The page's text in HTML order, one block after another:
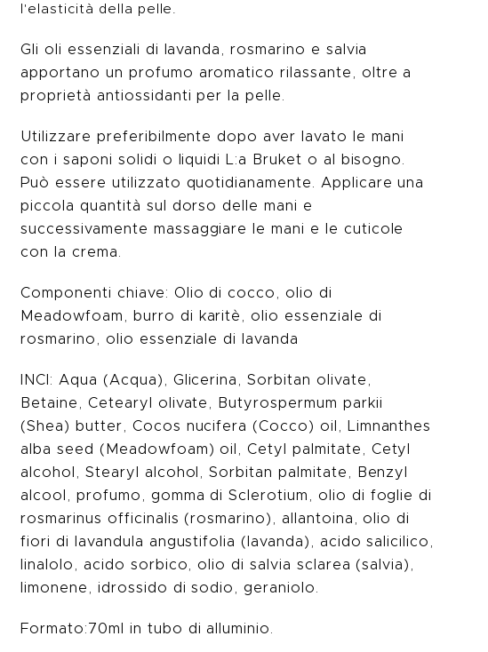
l'elasticità della pelle.
Gli oli essenziali di lavanda, rosmarino e salvia
apportano un profumo aromatico rilassante, oltre a
proprietà antiossidanti per la pelle.
Utilizzare preferibilmente dopo aver lavato le mani
con i saponi solidi o liquidi L:a Bruket o al bisogno.
Può essere utilizzato quotidianamente. Applicare una
piccola quantità sul dorso delle mani e
successivamente massaggiare le mani e le cuticole
con la crema.
Componenti chiave: Olio di cocco, olio di
Meadowfoam, burro di karitè, olio essenziale di
rosmarino, olio essenziale di lavanda
INCI: Aqua (Acqua), Glicerina, Sorbitan olivate,
Betaine, Cetearyl olivate, Butyrospermum parkii
(Shea) butter, Cocos nucifera (Cocco) oil, Limnanthes
alba seed (Meadowfoam) oil, Cetyl palmitate, Cetyl
alcohol, Stearyl alcohol, Sorbitan palmitate, Benzyl
alcool, profumo, gomma di Sclerotium, olio di foglie di
rosmarinus officinalis (rosmarino), allantoina, olio di
fiori di lavandula angustifolia (lavanda), acido salicilico,
linalolo, acido sorbico, olio di salvia sclarea (salvia),
limonene, idrossido di sodio, geraniolo.
Formato:70ml in tubo di alluminio.